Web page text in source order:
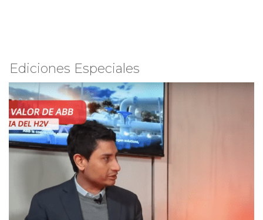
Ediciones Especiales